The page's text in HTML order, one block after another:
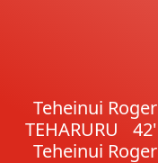
Teheinui Roger
TEHARURU
42'
Teheinui Roger